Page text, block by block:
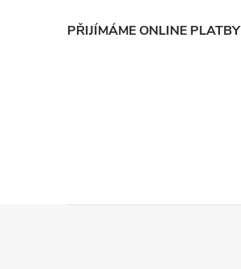
PŘIJÍMÁME ONLINE PLATBY